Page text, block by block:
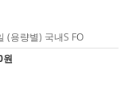
(용량별) 국내S FO
원